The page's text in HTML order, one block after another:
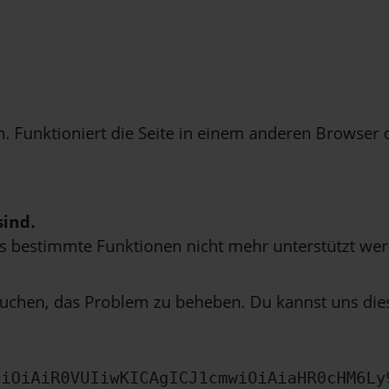
die Seite in einem anderen Browser
bestimmte Funktionen nicht mehr unterstützt
das Problem zu beheben. Du kannst uns